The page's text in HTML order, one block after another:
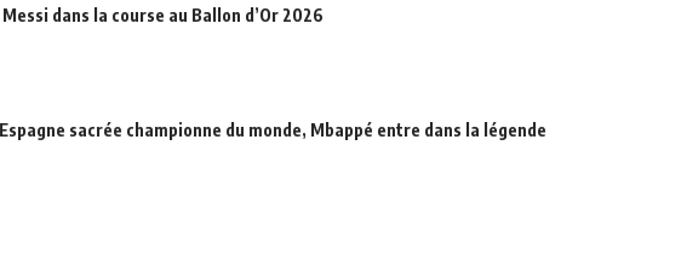
dans la course au Ballon d’Or 2026
sacrée championne du monde, Mbappé entre dans la légende